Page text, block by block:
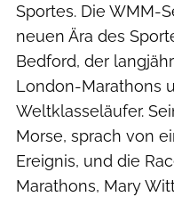
Sportes. Die WMM-
neuen Ära des
Bedford, der
London-Marathons
Weltklasseläufer.
Morse, sprach von
Ereignis, und die
Marathons, Mary